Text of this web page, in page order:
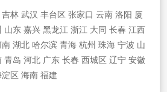
吉林 武汉 丰台区 张家口 云南 洛阳 厦
山东 嘉兴 黑龙江 浙江 大同 长春 江西
南 湖北 哈尔滨 青海 杭州 珠海 宁波 山
青岛 河北 广东 长春 西城区 辽宁 安徽
淀区 海南 福建